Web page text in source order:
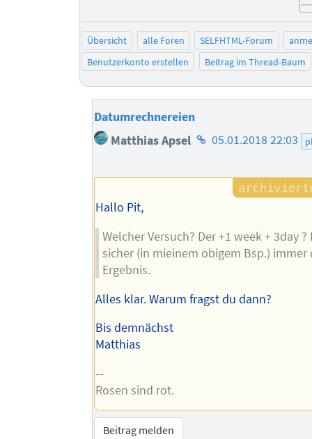
Übersicht alle Foren SELFHTML-Forum
Benutzerkonto erstellen
Beitrag im Thread-Baum
Datumrechnereien
Matthias Apsel Homepage
Autors
05.01.2018 22:03
Hallo Pit,
Welcher Versuch? Der +1 week + 3day
sicher (in mieinem obigem Bsp.) immer
Ergebnis.
Alles klar. Warum fragst du dann?
Bis demnächst
Matthias
--
Rosen sind rot.
Beitrag melden